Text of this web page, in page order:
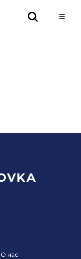
О нас